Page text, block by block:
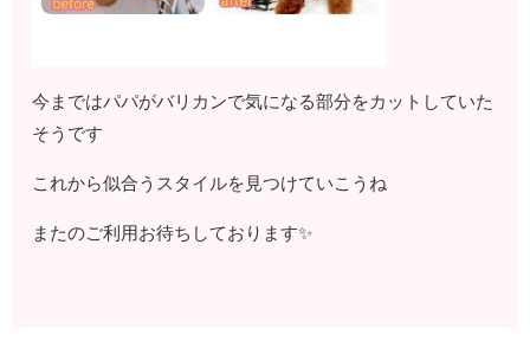
今まではパパがバリカンで気になる部分をカットしていた
そうです
これから似合うスタイルを見つけていこうね
またのご利用お待ちしております✨